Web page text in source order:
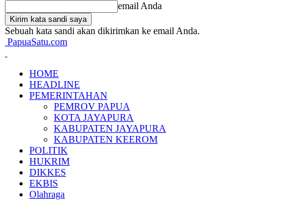
email Anda
Sebuah kata sandi akan dikirimkan ke email Anda.
PapuaSatu.com
HOME
HEADLINE
PEMERINTAHAN
PEMROV PAPUA
KOTA JAYAPURA
KABUPATEN JAYAPURA
KABUPATEN KEEROM
POLITIK
HUKRIM
DIKKES
EKBIS
Olahraga